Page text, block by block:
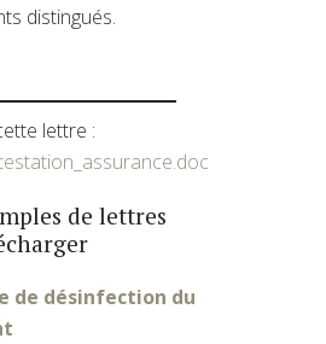
distingués.
lettre :
de lettres
de désinfection du